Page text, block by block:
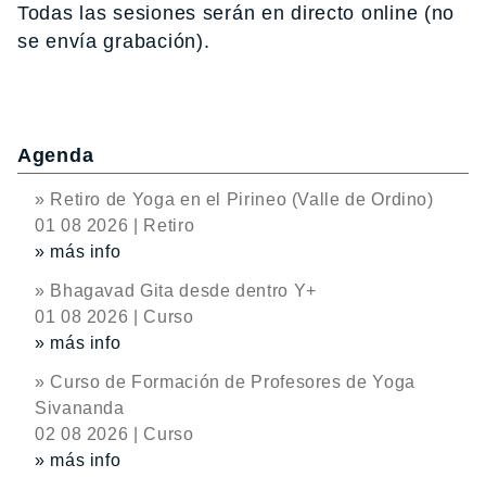
Todas las sesiones serán en directo online (no
se envía grabación).
Agenda
» Retiro de Yoga en el Pirineo (Valle de Ordino)
01 08 2026 | Retiro
» más info
» Bhagavad Gita desde dentro Y+
01 08 2026 | Curso
» más info
» Curso de Formación de Profesores de Yoga
Sivananda
02 08 2026 | Curso
» más info